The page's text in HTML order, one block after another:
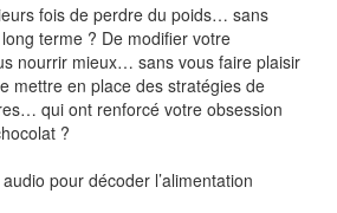
fois de perdre du poids… sans
terme ? De modifier votre
nourrir mieux… sans vous faire plaisir
mettre en place des stratégies de
qui ont renforcé votre obsession
?
pour décoder l’alimentation